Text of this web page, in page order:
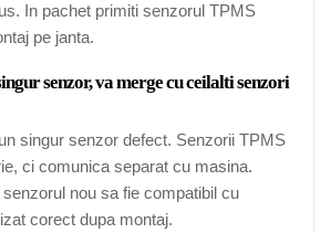
In pachet primiti senzorul TPMS
pe janta.
senzor, va merge cu ceilalti senzori
singur senzor defect. Senzorii TPMS
ci comunica separat cu masina.
nou sa fie compatibil cu
corect dupa montaj.